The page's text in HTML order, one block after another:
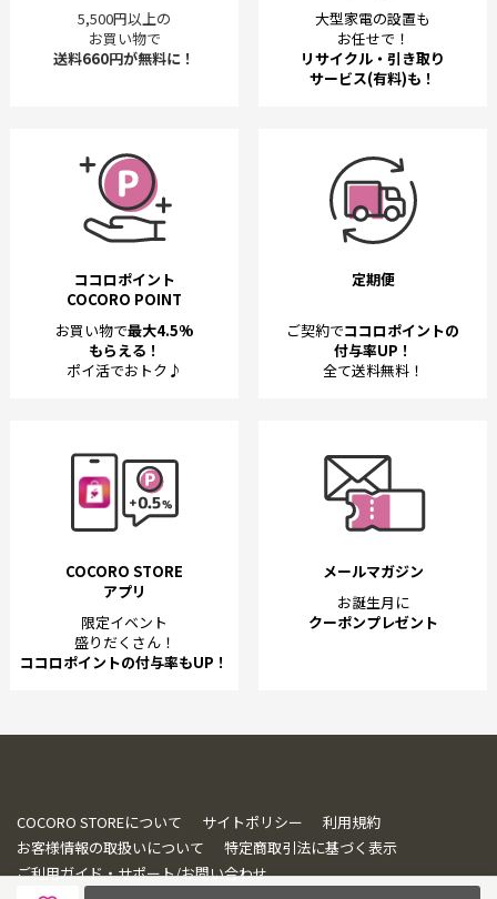
5,500円以上の
お買い物で
送料660円が無料に！
大型家電の設置も
お任せで！
リサイクル・引き取り
サービス(有料)も！
ココロポイント
COCORO POINT
お買い物で最大4.5%
もらえる！
ポイ活でおトク♪
定期便
ご契約でココロポイントの
付与率UP！
全て送料無料！
COCORO STORE
アプリ
限定イベント
盛りだくさん！
ココロポイントの付与率もUP！
メールマガジン
お誕生月に
クーポンプレゼント
COCORO STOREについて サイトポリシー
利用規約
お客様情報の取扱いについて
特定商取引法に基づく表示
ご利用ガイド・サポート/お問い合わせ